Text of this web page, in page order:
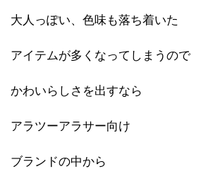
大人っぽい、色味も落ち着いた
アイテムが多くなってしまうので
かわいらしさを出すなら
アラツーアラサー向け
ブランドの中から